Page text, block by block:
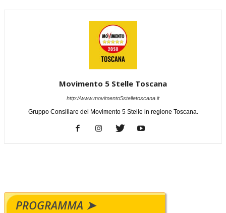
Movimento 5 Stelle Toscana
http://www.movimento5stelletoscana.it
Gruppo Consiliare del Movimento 5 Stelle in regione Toscana.
PROGRAMMA ➤